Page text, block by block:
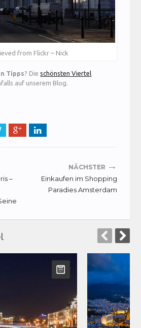
from Flickr – Nick
Tipps? Dieschönsten Viertel
auf unserem Blog.
–
NÄCHSTER →
Einkaufen im Shopping
Paradies Amsterdam